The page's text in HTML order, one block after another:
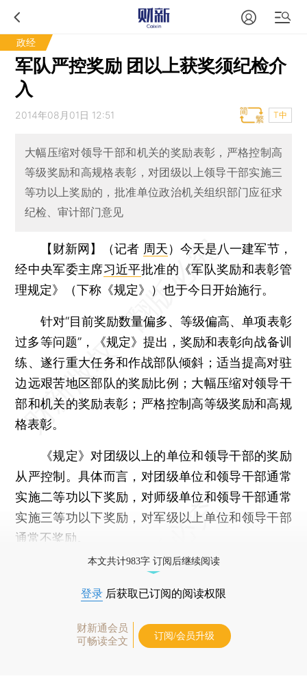
政经
军队严控奖励 团以上获奖须纪检介
入
2014年08月01日 12:51 T中
大幅压缩对领导干部和机关的奖励表彰，严格控制高
等级奖励和高规格表彰，对团级以上领导干部实施三
等功以上奖励的，批准单位政治机关组织部门应征求
纪检、审计部门意见
【财新网】（记者 周天） 今天是八一建军节，
经中央军委主席习近平批准的《军队奖励和表彰管
理规定》（下称《规定》）也于今日开始施行。
针对“目前奖励数量偏多、等级偏高、单项表彰
过多等问题”，《规定》提出，奖励和表彰向战备训
练、遂行重大任务和作战部队倾斜；适当提高对驻
边远艰苦地区部队的奖励比例；大幅压缩对领导干
部和机关的奖励表彰；严格控制高等级奖励和高规
格表彰。
《规定》对团级以上的单位和领导干部的奖励
从严控制。具体而言，对团级单位和领导干部通常
实施二等功以下奖励，对师级单位和领导干部通常
实施三等功以下奖励，对军级以上单位和领导干部
通常不奖励。
本文共计983字 订阅后继续阅读
登录 后获取已订阅的阅读权限
财新通会员
可畅读全文
订阅/会员升级